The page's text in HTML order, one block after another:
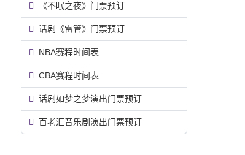
《不眠之夜》门票预订
话剧《雷管》门票预订
NBA赛程时间表
CBA赛程时间表
话剧如梦之梦演出门票预订
百老汇音乐剧演出门票预订